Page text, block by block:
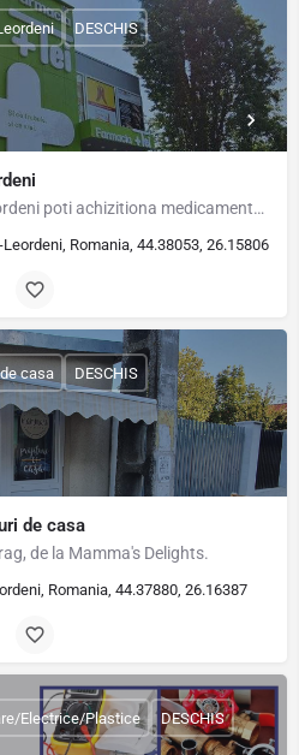
Din farmacia Tei Popesti-Leordeni poti achizitiona medicamente eliberate cu sau fara prescriptie medicala,…
Romania, 44.38053, 26.15806
DESCHIS
de casa
de la Mamma's Delights.
Romania, 44.37880, 26.16387
casa DESCHIS
Electrice/Plastice DESCHIS